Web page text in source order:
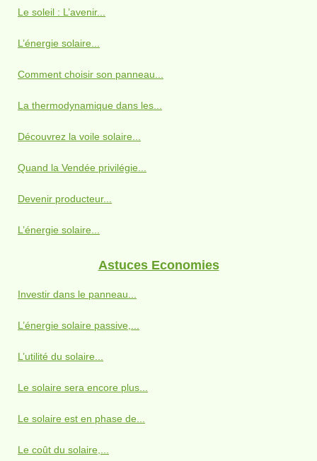
Le soleil : L’avenir...
L’énergie solaire...
Comment choisir son panneau...
La thermodynamique dans les...
Découvrez la voile solaire...
Quand la Vendée privilégie...
Devenir producteur...
L’énergie solaire...
Astuces Economies
Investir dans le panneau...
L’énergie solaire passive,...
L’utilité du solaire...
Le solaire sera encore plus...
Le solaire est en phase de...
Le coût du solaire,...